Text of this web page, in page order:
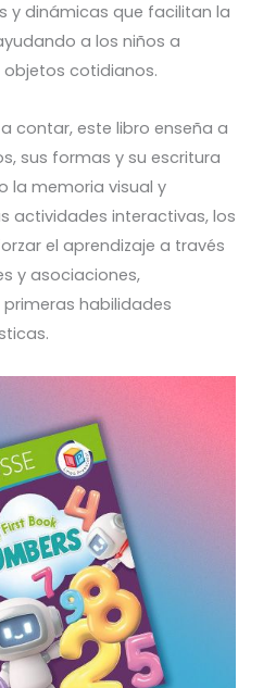
y dinámicas que facilitan la
a los niños a
cotidianos.
contar, este libro enseña a
sus formas y su escritura
la memoria visual y
actividades interactivas, los
el aprendizaje a través
y asociaciones,
habilidades